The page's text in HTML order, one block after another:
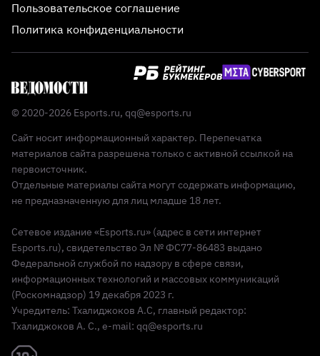
Пользовательское соглашение
Политика конфиденциальности
© 2020-2026 Esports.ru, qq@esports.ru
Сайт носит информационный характер. Перепечатка
материалов сайта разрешена только с активной ссылкой на
первоисточник.
Отдельные материалы сайта могут содержать информацию,
не предназначенную для лиц младше 18 лет.
Сетевое издание «Esports.ru» (адрес в сети интернет
Esports.ru), свидетельство Эл № ФС77-86483 выдано
Федеральной службой по надзору в сфере связи,
информационных технологий и массовых коммуникаций
(Роскомнадзор) 19 декабря 2023 г.
Учредитель: Тхалиджоков А.С, главный редактор:
Тхалиджоков А. С., e-mail: qq@esports.ru